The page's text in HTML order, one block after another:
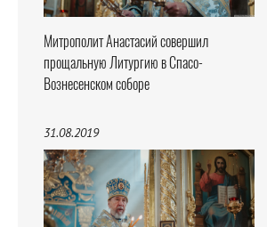
Митрополит Анастасий совершил
прощальную Литургию в Спасо-
Вознесенском соборе
31.08.2019